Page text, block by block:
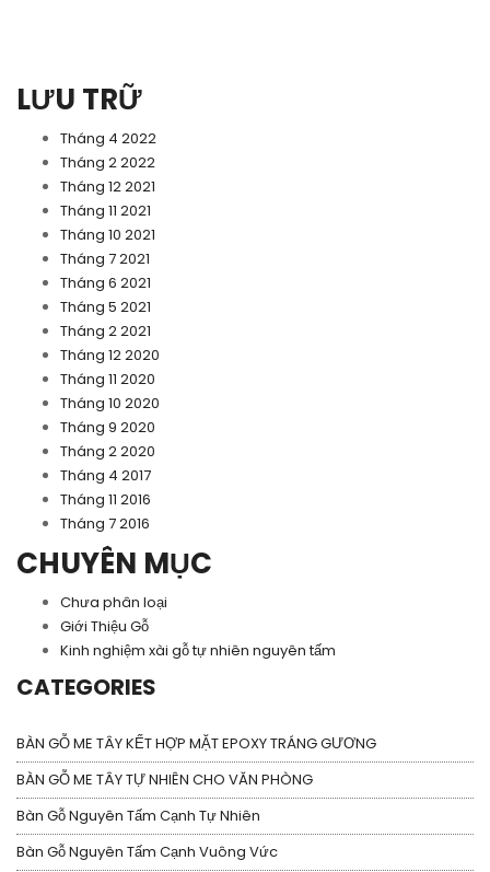
LƯU TRỮ
Tháng 4 2022
Tháng 2 2022
Tháng 12 2021
Tháng 11 2021
Tháng 10 2021
Tháng 7 2021
Tháng 6 2021
Tháng 5 2021
Tháng 2 2021
Tháng 12 2020
Tháng 11 2020
Tháng 10 2020
Tháng 9 2020
Tháng 2 2020
Tháng 4 2017
Tháng 11 2016
Tháng 7 2016
CHUYÊN MỤC
Chưa phân loại
Giới Thiệu Gỗ
Kinh nghiệm xài gỗ tự nhiên nguyên tấm
CATEGORIES
BÀN GỖ ME TÂY KẾT HỢP MẶT EPOXY TRÁNG GƯƠNG
BÀN GỖ ME TÂY TỰ NHIÊN CHO VĂN PHÒNG
Bàn Gỗ Nguyên Tấm Cạnh Tự Nhiên
Bàn Gỗ Nguyên Tấm Cạnh Vuông Vức